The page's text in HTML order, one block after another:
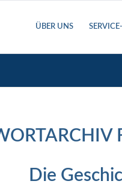
ÜBER UNS
Die